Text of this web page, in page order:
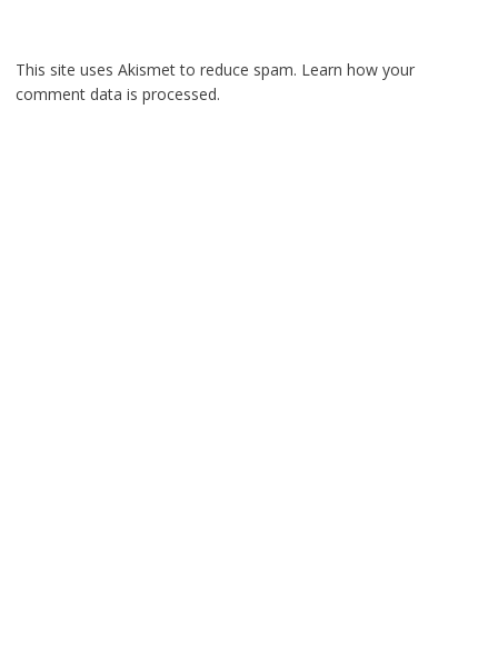
This site uses Akismet to reduce spam. Learn how your
comment data is processed.